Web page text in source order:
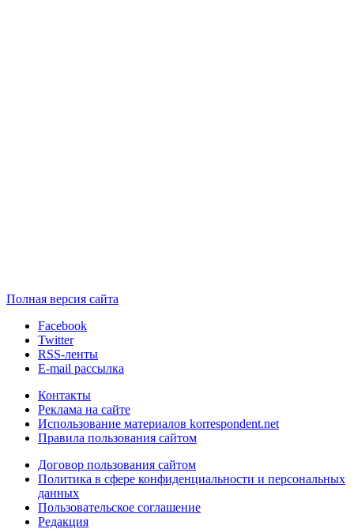
Полная версия сайта
Facebook
Twitter
RSS-ленты
E-mail рассылка
Контакты
Реклама на сайте
Использование материалов korrespondent.net
Правила пользования сайтом
Договор пользования сайтом
Политика в сфере конфиденциальности и персональных
данных
Пользовательское соглашение
Редакция